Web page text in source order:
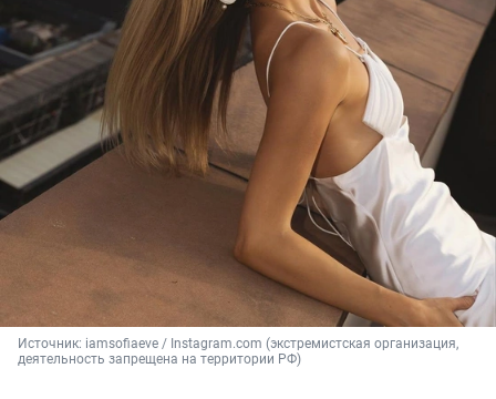
Источник: iamsofiaeve / Instagram.com (экстремистская организация,
деятельность запрещена на территории РФ)